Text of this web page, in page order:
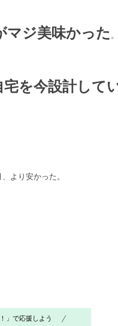
マジ美味かった 。
を今設計して
より安かった。
」で応援しよう